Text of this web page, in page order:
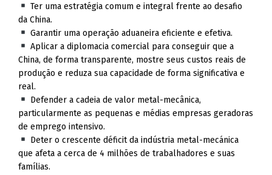
Ter uma estratégia comum e integral frente ao desafio
da China.
Garantir uma operação aduaneira eficiente e efetiva.
Aplicar a diplomacia comercial para conseguir que a
China, de forma transparente, mostre seus custos reais de
produção e reduza sua capacidade de forma significativa e
real.
Defender a cadeia de valor metal-mecânica,
particularmente as pequenas e médias empresas geradoras
de emprego intensivo.
Deter o crescente déficit da indústria metal-mecánica
que afeta a cerca de 4 milhões de trabalhadores e suas
famílias.